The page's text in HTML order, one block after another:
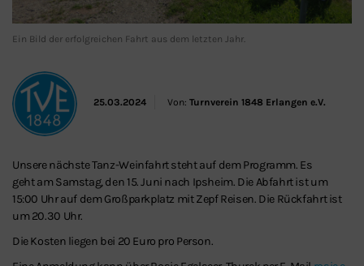
Ein Bild der erfolgreichen Fahrt aus dem letzten Jahr.
25.03.2024 Von: Turnverein 1848 Erlangen e.V.
Unsere nächste Tanz-Weinfahrt steht auf dem Programm. Es
geht am Samstag, den 15. Juni nach Ipsheim. Die Abfahrt ist um
15:00 Uhr auf dem Großparkplatz mit Zepf Reisen. Die Rückfahrt ist
um 20.30 Uhr.
Die Kosten liegen bei 20 Euro pro Person.